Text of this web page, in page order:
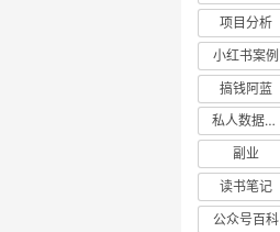
项目分析
小红书案例
搞钱阿蓝
私人数据库项目
副业
读书笔记
公众号百科